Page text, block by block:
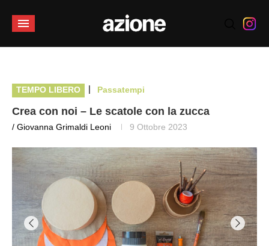
TEMPO LIBERO | Passatempi
Crea con noi – Le scatole con la zucca
/ Giovanna Grimaldi Leoni 9 Ottobre 2023